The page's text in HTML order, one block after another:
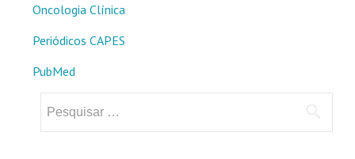
Oncologia Clínica
Periódicos CAPES
PubMed
por: